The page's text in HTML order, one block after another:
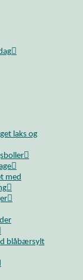
laks og
med
blåbærsylt